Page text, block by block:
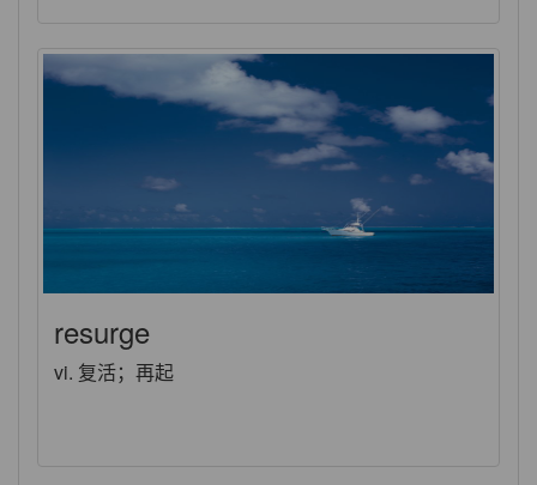
resurge
vi. 复活；再起